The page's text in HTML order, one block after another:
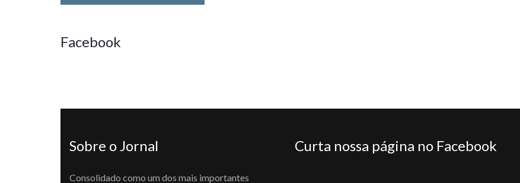
Facebook
Sobre o Jornal
Consolidado como um dos mais importantes
Curta nossa página no Facebook